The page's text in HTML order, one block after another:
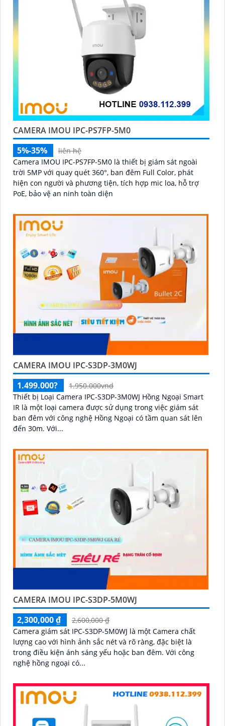
CAMERA IMOU IPC-PS7FP-5M0
5%-35%
liên hệ
Camera IMOU IPC-PS7FP-5M0 là thiết bị giám sát ngoài
trời 5MP với quay quét 360°, ban đêm Full Color, phát
hiện con người và phương tiện, tích hợp mic loa, hỗ trợ
PoE, bảo vệ an ninh toàn diện
CAMERA IMOU IPC-S3DP-3M0WJ
1.499.000?
1.950.000vnd
Thiết bị Loại Camera IPC-S3DP-3M0WJ Hồng Ngoại Smart
IR là một loại camera được sử dụng trong việc giám sát
ban đêm với công nghệ Hồng Ngoại có tầm quan sát lên
đến 30m. Với...
CAMERA IMOU IPC-S3DP-5M0WJ
2,300,000 ₫
2,600,000 ₫
Camera giám sát IPC-S3DP-5M0WJ là một Camera chất
lượng cao với hình ảnh sắc nét và rõ ràng, đặc biệt là
trong điều kiện ánh sáng yếu hoặc ban đêm. Với công
nghệ hồng ngoại có...